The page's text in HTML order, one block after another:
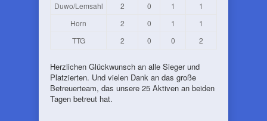
Duwo/Lemsahl
2 0 1
1
Horn
2 0 1
1
TTG
2 0 0 2
Herzlichen Glückwunsch an alle Sieger und
Platzierten. Und vielen Dank an das große
Betreuerteam, das unsere 25 Aktiven an beiden
Tagen betreut hat.